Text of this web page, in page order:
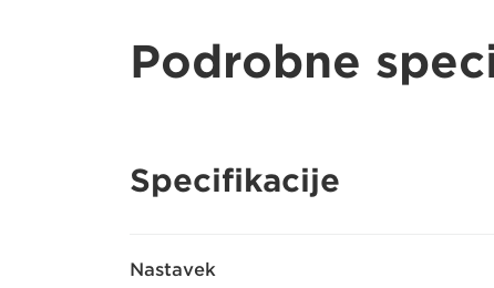
Podrobne
Specifikacije
Nastavek